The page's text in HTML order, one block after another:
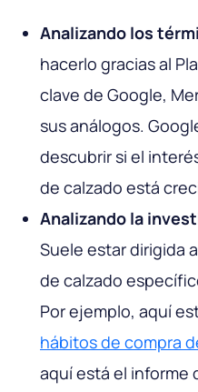
Analizando los
hacerlo gracias al
clave de Google,
sus análogos.
descubrir si el
de calzado está
Analizando la
Suele estar dirigida
de calzado
Por ejemplo, aquí
hábitos de compra
aquí está el informe